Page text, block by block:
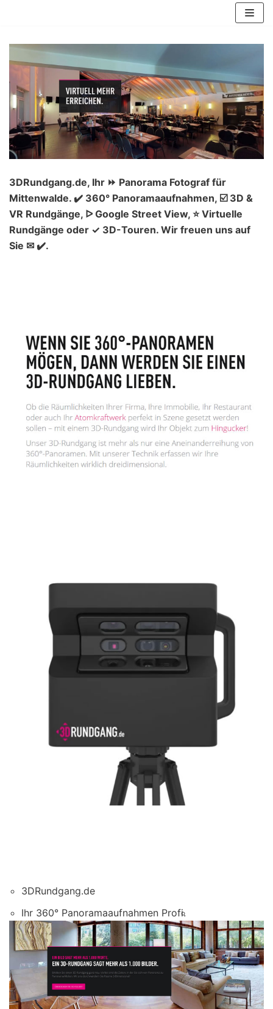
Inhalt
springen
3DRundgang.de, Ihr ⏩ Panorama Fotograf für
Mittenwalde. ✔️ 360° Panoramaaufnahmen, ☑️ 3D &
VR Rundgänge, ᐅ Google Street View, ⭐ Virtuelle
Rundgänge oder ✓ 3D-Touren. Wir freuen uns auf
Sie ✉ ✔️.
3DRundgang.de
Ihr 360° Panoramaaufnahmen Profi.